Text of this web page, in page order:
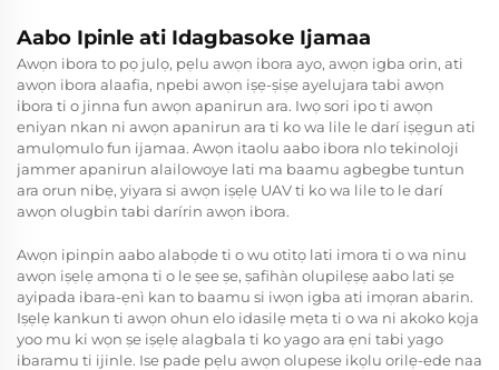
Aabo Ipinle ati Idagbasoke Ijamaa
Awọn ibora to pọ julọ, pẹlu awọn ibora ayo, awọn igba orin, ati
awọn ibora alaafia, npebi awọn iṣẹ-ṣiṣe ayelujara tabi awọn
ibora ti o jinna fun awọn apanirun ara. Iwọ sori ipo ti awọn
eniyan nkan ni awọn apanirun ara ti ko wa lile le darí iṣẹgun ati
amulọmulo fun ijamaa. Awọn itaolu aabo ibora nlo tekinoloji
jammer apanirun alailowoye lati ma baamu agbegbe tuntun
ara orun nibẹ, yiyara si awọn iṣẹlẹ UAV ti ko wa lile to le darí
awọn olugbin tabi darírin awọn ibora.
Awọn ipinpin aabo alabọde ti o wu otitọ lati imora ti o wa ninu
awọn iṣẹlẹ amọna ti o le ṣee ṣe, ṣafihàn olupilẹṣẹ aabo lati ṣe
ayipada ibara-ẹnì kan to baamu si iwọn igba ati imọran abarin.
Iṣẹlẹ kankun ti awọn ohun elo idasilẹ mẹta ti o wa ni akoko kọja
yoo mu ki wọn ṣe iṣẹlẹ alagbala ti ko yago ara ẹni tabi yago
ibaramu ti ijinle. Ise pade pẹlu awọn olupese ikọlu orilẹ-ede naa